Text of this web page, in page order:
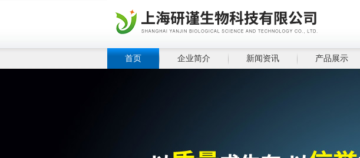
首页 企业简介 新闻资讯 产品展示